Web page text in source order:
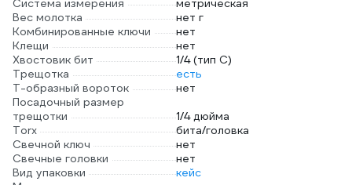
Система измерения
метрическая
Вес молотка
нет г
Комбинированные ключи
нет
Клещи
нет
Хвостовик бит
1/4 (тип С)
Трещотка
есть
Т-образный вороток
нет
Посадочный размер
трещотки
1/4 дюйма
Torx
бита/головка
Свечной ключ
нет
Свечные головки
нет
Вид упаковки
кейс